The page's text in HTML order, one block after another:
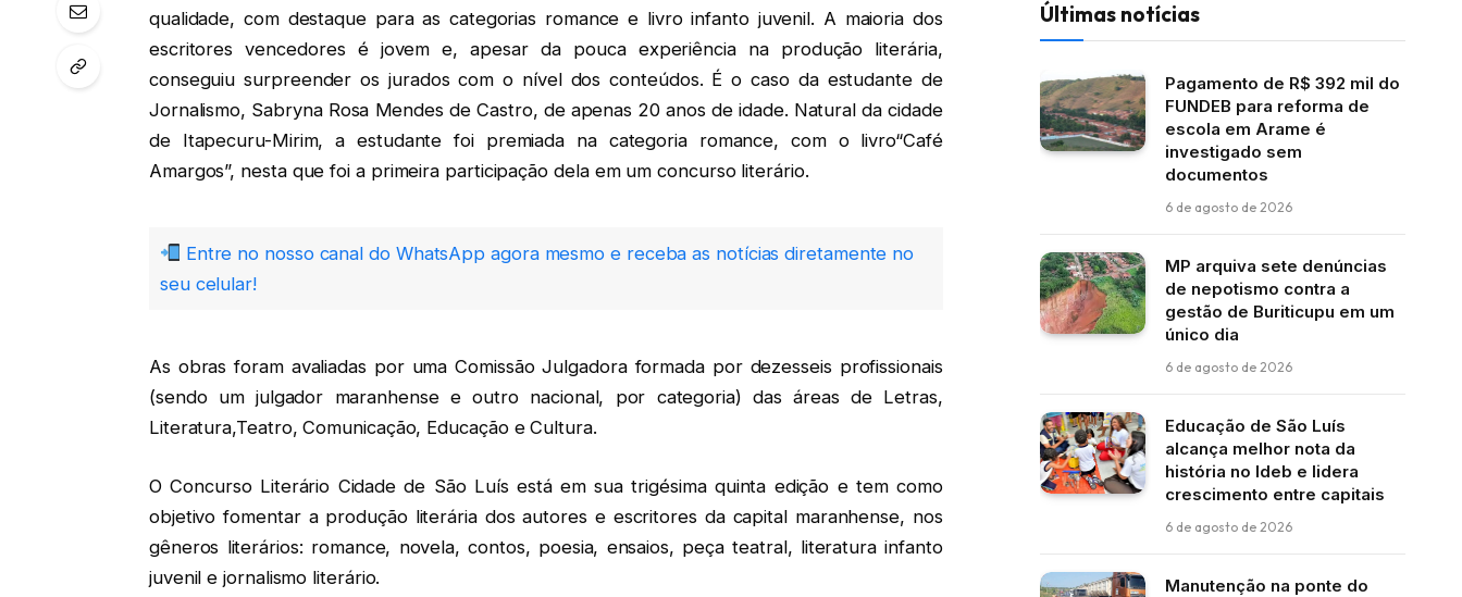
qualidade, com destaque para as categorias romance e livro infanto juvenil. A maioria dos
escritores vencedores é jovem e, apesar da pouca experiência na produção literária,
conseguiu surpreender os jurados com o nível dos conteúdos. É o caso da estudante de
Jornalismo, Sabryna Rosa Mendes de Castro, de apenas 20 anos de idade. Natural da cidade
de Itapecuru-Mirim, a estudante foi premiada na categoria romance, com o livro“Café
Amargos”, nesta que foi a primeira participação dela em um concurso literário.
Entre no nosso canal do WhatsApp agora mesmo e receba as notícias diretamente no
seu celular!
As obras foram avaliadas por uma Comissão Julgadora formada por dezesseis profissionais
(sendo um julgador maranhense e outro nacional, por categoria) das áreas de Letras,
Literatura,Teatro, Comunicação, Educação e Cultura.
O Concurso Literário Cidade de São Luís está em sua trigésima quinta edição e tem como
objetivo fomentar a produção literária dos autores e escritores da capital maranhense, nos
gêneros literários: romance, novela, contos, poesia, ensaios, peça teatral, literatura infanto
juvenil e jornalismo literário.
Últimas notícias
Pagamento de R$ 392 mil do
FUNDEB para reforma de
escola em Arame é
investigado sem
documentos
6 de agosto de 2026
MP arquiva sete denúncias
de nepotismo contra a
gestão de Buriticupu em um
único dia
6 de agosto de 2026
Educação de São Luís
alcança melhor nota da
história no Ideb e lidera
crescimento entre capitais
6 de agosto de 2026
Manutenção na ponte do